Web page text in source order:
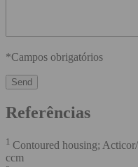
*Campos obrigatórios
Referências
1 Contoured housing;
ccm